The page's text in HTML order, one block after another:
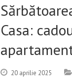
Casa:
20 aprilie 2025